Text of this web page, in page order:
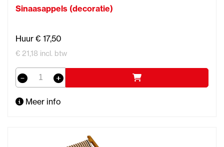
Sinaasappels (decoratie)
Huur € 17,50
€ 21,18 incl. btw
Meer info